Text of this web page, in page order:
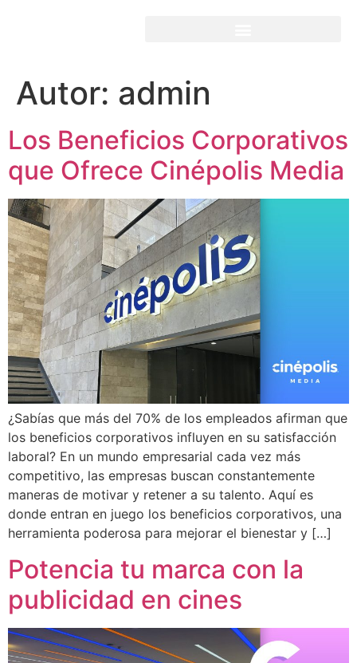
Autor: admin
Los Beneficios Corporativos
que Ofrece Cinépolis Media
¿Sabías que más del 70% de los empleados afirman que
los beneficios corporativos influyen en su satisfacción
laboral? En un mundo empresarial cada vez más
competitivo, las empresas buscan constantemente
maneras de motivar y retener a su talento. Aquí es
donde entran en juego los beneficios corporativos, una
herramienta poderosa para mejorar el bienestar y […]
Potencia tu marca con la
publicidad en cines